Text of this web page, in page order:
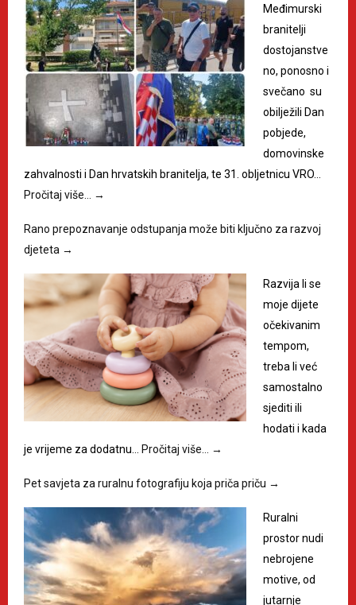
Međimurski
branitelji
dostojanstve
no, ponosno i
svečano su
obilježili Dan
pobjede,
domovinske
zahvalnosti i Dan hrvatskih branitelja, te 31. obljetnicu VRO…
Pročitaj više…
→
Rano prepoznavanje odstupanja može biti ključno za razvoj
djeteta →
Razvija li se
moje dijete
očekivanim
tempom,
treba li već
samostalno
sjediti ili
hodati i kada
je vrijeme za dodatnu… Pročitaj više… →
Pet savjeta za ruralnu fotografiju koja priča priču →
Ruralni
prostor nudi
nebrojene
motive, od
jutarnje